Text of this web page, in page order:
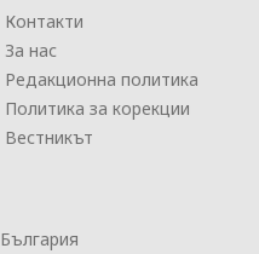
Контакти
За нас
Редакционна политика
Политика за корекции
Вестникът
България